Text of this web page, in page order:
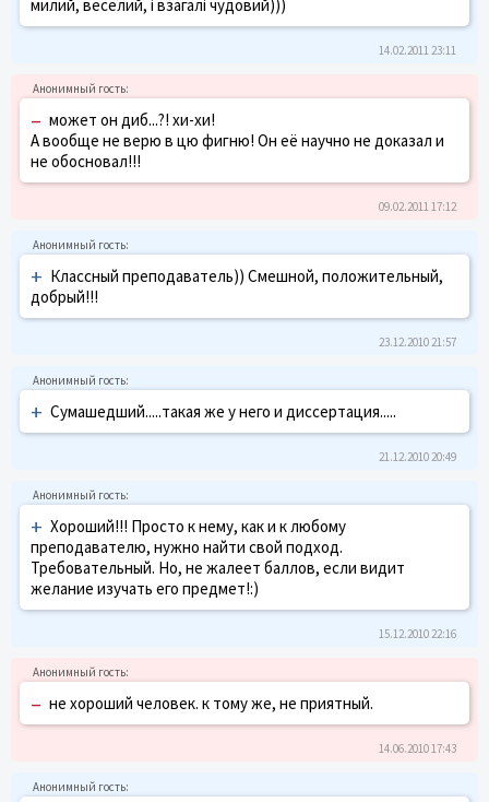
милий, веселий, і взагалі чудовий)))
14.02.2011 23:11
– может он диб...?! хи-хи!
А вообще не верю в цю фигню! Он её научно не доказал и
не обосновал!!!
09.02.2011 17:12
+ Классный преподаватель)) Смешной, положительный,
добрый!!!
23.12.2010 21:57
+ Сумашедший.....такая же у него и диссертация.....
21.12.2010 20:49
+ Хороший!!! Просто к нему, как и к любому
преподавателю, нужно найти свой подход.
Требовательный. Но, не жалеет баллов, если видит
желание изучать его предмет!:)
15.12.2010 22:16
– не хороший человек. к тому же, не приятный.
14.06.2010 17:43